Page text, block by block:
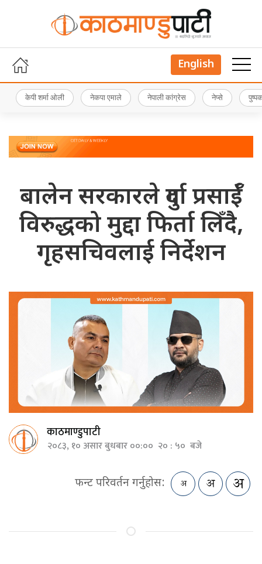
English
केपी शर्मा ओली नेकपा एमाले नेपाली कांग्रेस नेप्से
बालेन सरकारले दुर्गा प्रसाईँ
विरुद्धको मुद्दा फिर्ता लिँदै,
गृहसचिवलाई निर्देशन
काठमाण्डुपाटी
२०८३, १० असार बुधबार ००:०० २० : ५० बजे
फन्ट परिवर्तन गर्नुहोस: